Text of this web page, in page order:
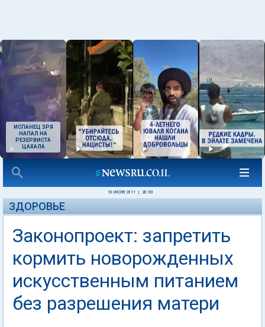
ИСПАНЕЦ ЗРЯ
НАПАЛ НА
РЕЗЕРВИСТА
ЦАХАЛА
10 ИЮЛЯ 2011 20:33
ЗДОРОВЬЕ
Законопроект: запретить
кормить новорожденных
искусственным питанием
без разрешения матери